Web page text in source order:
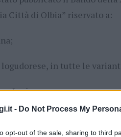
- Do Not Process My
opt-out of the sale, sharing to third
Città di Olbia” riservato a:
in tutte le
Junior;
versi sciolti, in gallurese e